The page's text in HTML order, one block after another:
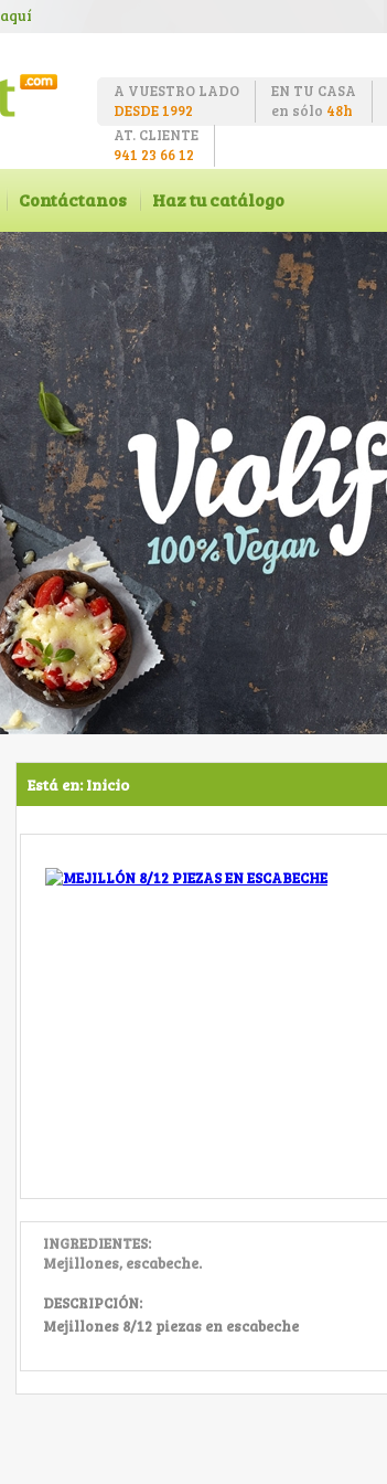
aquí
A VUESTRO LADO
DESDE 1992
EN TU CASA
en sólo 48h
AT. CLIENTE
941 23 66 12
Contáctanos Haz tu catálogo
Está en:Inicio
INGREDIENTES:
Mejillones, escabeche.
DESCRIPCIÓN:
Mejillones 8/12 piezas en escabeche